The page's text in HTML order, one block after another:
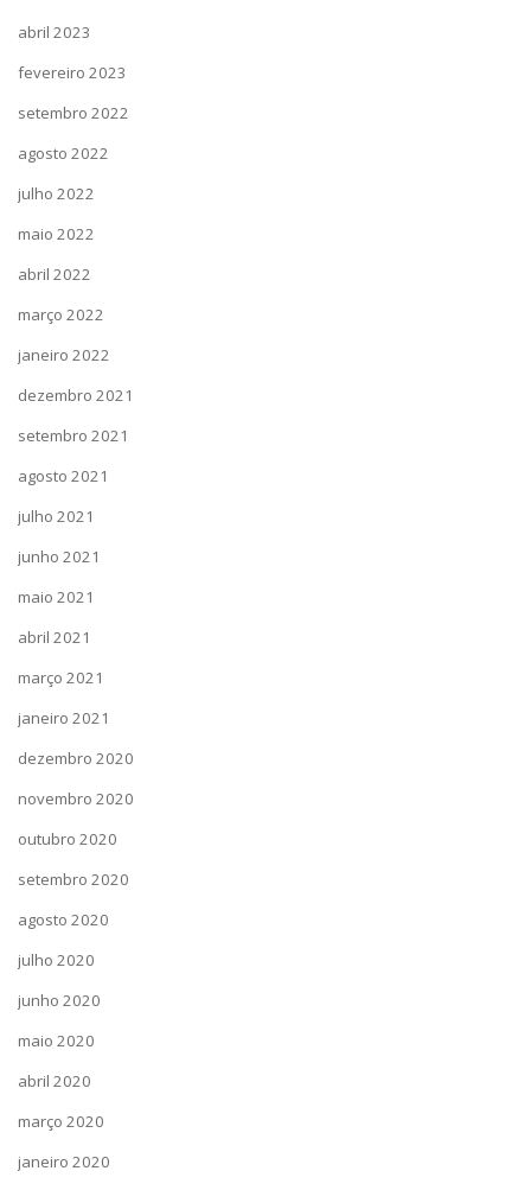
abril 2023
fevereiro 2023
setembro 2022
agosto 2022
julho 2022
maio 2022
abril 2022
março 2022
janeiro 2022
dezembro 2021
setembro 2021
agosto 2021
julho 2021
junho 2021
maio 2021
abril 2021
março 2021
janeiro 2021
dezembro 2020
novembro 2020
outubro 2020
setembro 2020
agosto 2020
julho 2020
junho 2020
maio 2020
abril 2020
março 2020
janeiro 2020